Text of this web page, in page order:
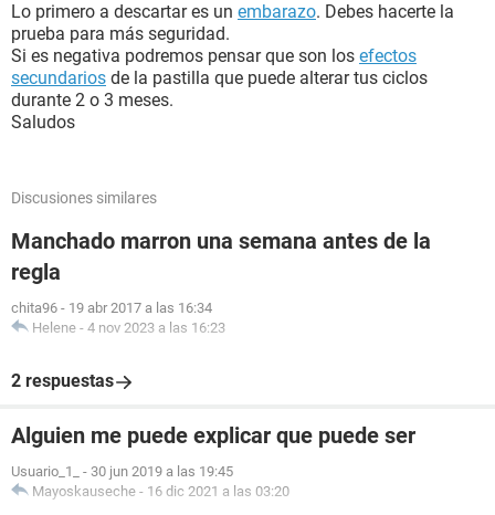
Lo primero a descartar es un embarazo. Debes hacerte la
prueba para más seguridad.
Si es negativa podremos pensar que son los efectos
secundarios de la pastilla que puede alterar tus ciclos
durante 2 o 3 meses.
Saludos
Discusiones similares
Manchado marron una semana antes de la
regla
chita96 - 19 abr 2017 a las 16:34
Helene - 4 nov 2023 a las 16:23
2 respuestas
Alguien me puede explicar que puede ser
Usuario_1_ - 30 jun 2019 a las 19:45
Mayoskauseche - 16 dic 2021 a las 03:20